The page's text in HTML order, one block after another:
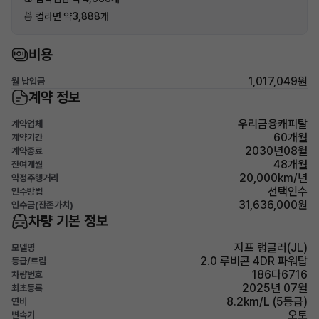
🍜 컵라면 약3,888개
비용
월 납입금 1,017,049원
계약 정보
계약업체 우리금융캐피탈
계약기간 60개월
계약종료 2030년08월
잔여개월 48개월
약정주행거리 20,000km/년
인수방법 선택인수
인수금(잔존가치) 31,636,000원
차량 기본 정보
모델명 지프 랭글러(JL)
등급/트림 2.0 루비콘 4DR 파워탑
차량번호 186다6716
최초등록 2025년 07월
연비 8.2km/L (5등급)
변속기 오토